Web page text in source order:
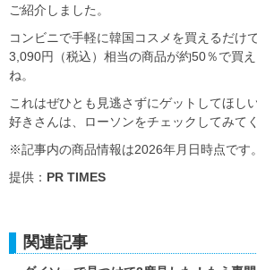
ご紹介しました。
コンビニで手軽に韓国コスメを買えるだけ
3,090円（税込）相当の商品が約50％で買
ね。
これはぜひとも見逃さずにゲットしてほし
好きさんは、ローソンをチェックしてみて
※記事内の商品情報は2026年月日時点です。
提供： PR TIMES
関連記事